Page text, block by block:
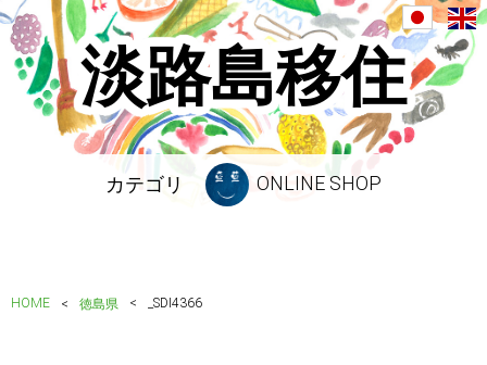
淡路島移住
カテゴリ ONLINE SHOP
HOME 徳島県 _SDI4366